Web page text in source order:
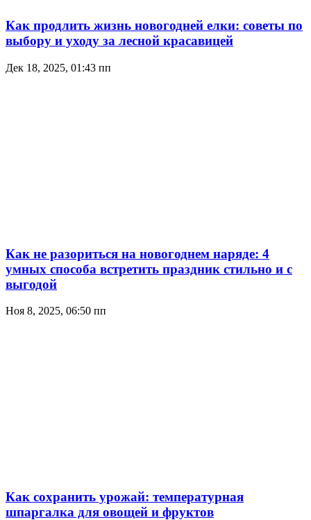
Как продлить жизнь новогодней елки: советы по
выбору и уходу за лесной красавицей
Дек 18, 2025, 01:43 пп
Как не разориться на новогоднем наряде: 4
умных способа встретить праздник стильно и с
выгодой
Ноя 8, 2025, 06:50 пп
Как сохранить урожай: температурная
шпаргалка для овощей и фруктов